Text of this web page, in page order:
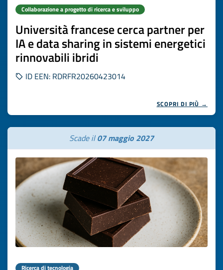
Collaborazione a progetto di ricerca e sviluppo
Università francese cerca partner per
IA e data sharing in sistemi energetici
rinnovabili ibridi
ID EEN: RDRFR20260423014
SCOPRI DI PIÙ →
Scade il07 maggio 2027
Ricerca di tecnologia